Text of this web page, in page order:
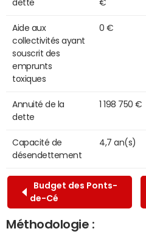
dette
€
Aide aux
collectivités ayant
souscrit des
emprunts
toxiques
0 €
Annuité de la
dette
1 198 750 €
Capacité de
désendettement
4,7 an(s)
Budget des Ponts-
de-Cé
Méthodologie :